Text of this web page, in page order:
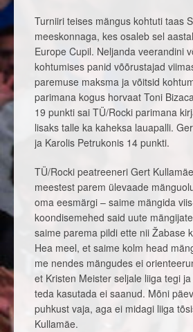
Turniiri teises mängus kohtuti taas
meeskonnaga, kes osaleb sel
Europe Cupil. Neljanda veerandini
kohtumises panid võõrustajad
paremuse maksma ja võitsid
parimana kogus horvaat Toni
19 punkti sai TÜ/Rocki parimana
lisaks talle ka kaheksa lauapalli.
ja Karolis Petrukonis 14 punkti.
TÜ/Rocki peatreeneri Gert
meestest parem ülevaade
oma eesmärgi – saime mängida
koondisemehed said uute
saime parema pildi ette nii Žabase
Hea meel, et saime kolm head
me nendes mängudes ei
et Kristen Meister seljale liiga tegi
teda kasutada ei saanud. Mõni
puhkust vaja, aga ei midagi liiga
Kullamäe.